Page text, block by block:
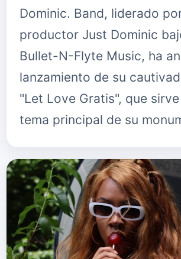
Dominic. Band, liderado
productor Just Dominic
Bullet-N-Flyte Music, ha
lanzamiento de su
"Let Love Gratis", que
tema principal de su